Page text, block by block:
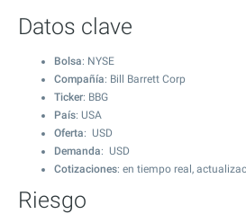
Datos clave
Bolsa: NYSE
Compañía: Bill Barrett Corp
Ticker: BBG
País: USA
Oferta: USD
Demanda: USD
Cotizaciones: en tiempo real,
Riesgo